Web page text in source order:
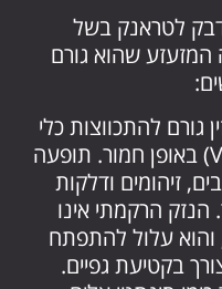
לטראנק בשל
המזעזע שהוא גורם
גורם להתכווצות כלי
דם (Vasoconstriction) באופן חמור. תופעה
זיהומים ודלקות
הנזק הרקמתי אינו
והוא עלול להתפתח
בקטיעת גפיים.